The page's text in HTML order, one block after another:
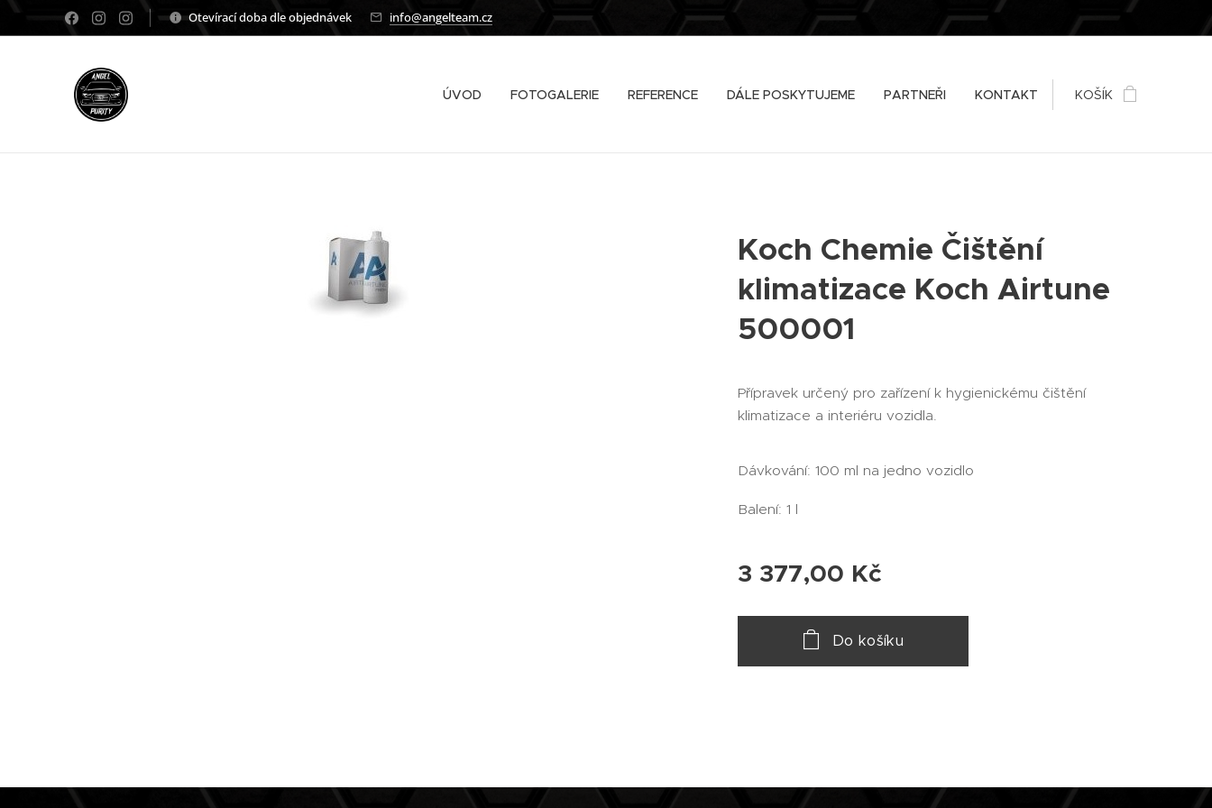
Otevírací doba dle objednávek info@angelteam.cz
ÚVOD FOTOGALERIE REFERENCE DÁLE POSKYTUJEME PARTNEŘI KONTAKT KOŠÍK
Koch Chemie Čištění
klimatizace Koch Airtune
500001
Přípravek určený pro zařízení k hygienickému čištění
klimatizace a interiéru vozidla.
Dávkování: 100 ml na jedno vozidlo
Balení: 1 l
3 377,00 Kč
Do košíku